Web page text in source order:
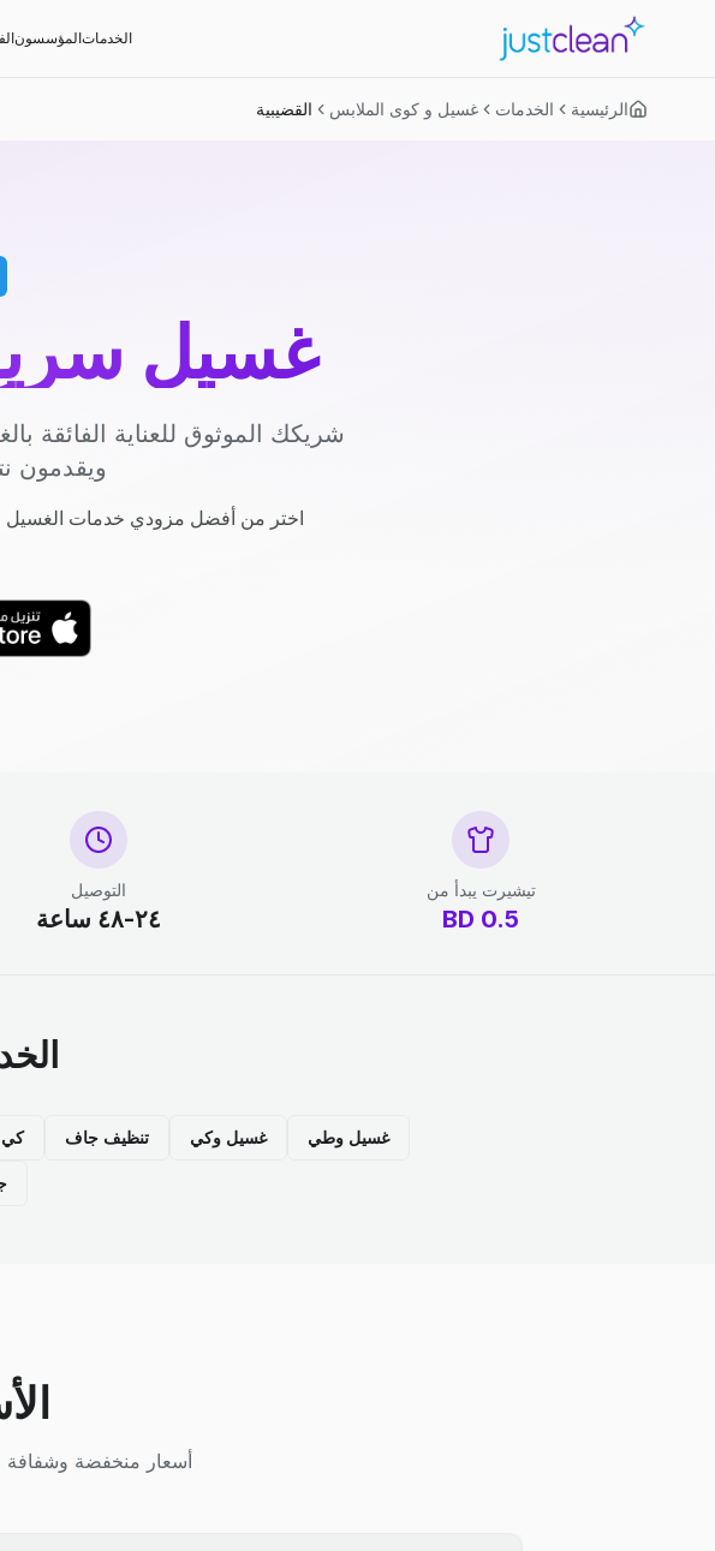
الخدماتالمؤسسون
الرئيسية الخدمات غسيل و كوى الملابس القضيبية
غسيل
شريكك الموثوق للعناية الفائقة
ويقدمون
اختر من أفضل مزودي خدمات الغسيل
تيشيرت يبدأ من
0.5
BD
التوصيل
٢٤-٤٨ ساعة
غسيل وطي غسيل وكي تنظيف جاف
أسعار منخفضة وشفافة